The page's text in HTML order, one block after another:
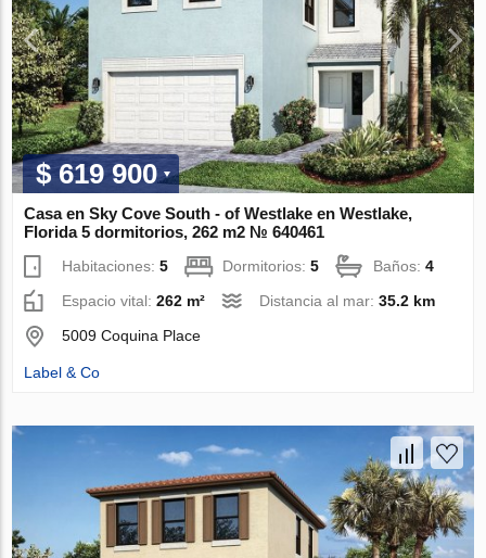
$ 619 900
Casa en Sky Cove South - of Westlake en Westlake,
Florida 5 dormitorios, 262 m2 № 640461
Habitaciones:5 Dormitorios:5 Baños:4
Espacio vital:262 m² Distancia al mar:35.2 km
5009 Coquina Place
Label & Co